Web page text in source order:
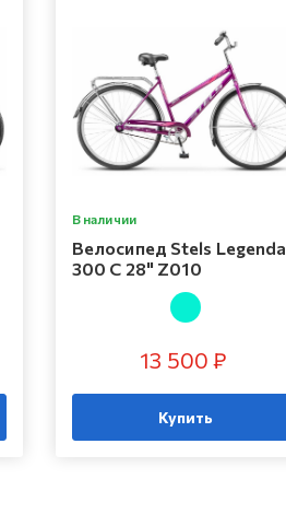
В наличии
Велосипед Stels Legenda
300 C 28" Z010
13 500 ₽
Купить